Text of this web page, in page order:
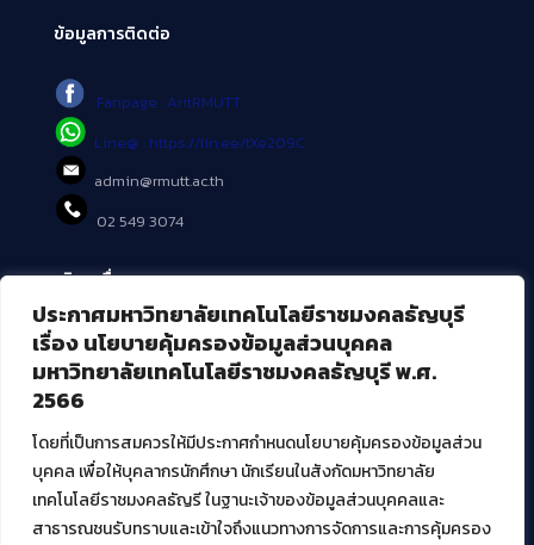
ประกาศมหาวิทยาลัยเทคโนโลยีราชมงคลธัญบุรี
เรื่อง นโยบายคุ้มครองข้อมูลส่วนบุคคล
มหาวิทยาลัยเทคโนโลยีราชมงคลธัญบุรี พ.ศ.
2566
โดยที่เป็นการสมควรให้มีประกาศกำหนดนโยบายคุ้มครองข้อมูลส่วน
บุคคล เพื่อให้บุคลากรนักศึกษา นักเรียนในสังกัดมหาวิทยาลัย
เทคโนโลยีราชมงคลธัญรี ในฐานะเจ้าของข้อมูลส่วนบุคคลและ
สาธารณชนรับทราบและเข้าใจถึงแนวทางการจัดการและการคุ้มครอง
ข้อมูลการติดต่อ
Fanpage : AritRMUTT
Line@ : https://lin.ee/tXe209C
admin@rmutt.ac.th
02 549 3074
บริการอื่นๆ ของ สวส.
ศูนย์สื่อดิจิทัล
ศูนย์นวัตกรรมและความรู้
ศูนย์พัฒนาและบริการนวัตกรรมดิจิทัล
สมัยใหม่ (MoSeC)
งานบริการวิชาการให้กับหน่วยงานภายนอก